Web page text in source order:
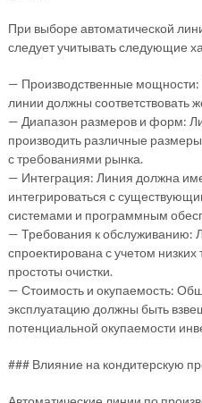
При выборе автоматической
следует учитывать следующие
— Производственные
линии должны соответствовать
— Диапазон размеров и форм:
производить различные
с требованиями рынка.
— Интеграция: Линия должна
интегрироваться с
системами и программным
— Требования к обслуживанию:
спроектирована с учетом
простоты очистки.
— Стоимость и окупаемость:
эксплуатацию должны быть
потенциальной окупаемости
### Влияние на кондитерскую